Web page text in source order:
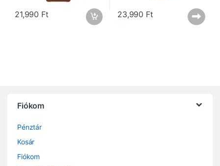
21,990 Ft 23,990 Ft
Fiókom
Pénztár
Kosár
Fiókom